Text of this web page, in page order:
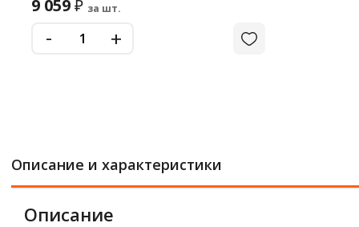
9 059₽ за шт.
- +
Описание и характеристики
Описание